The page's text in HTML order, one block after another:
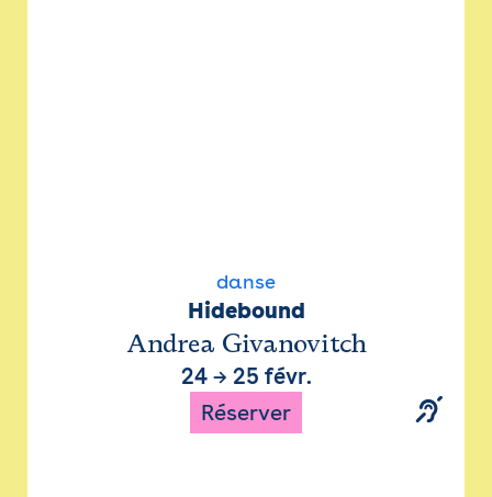
danse
Hidebound
Andrea Givanovitch
24→ 25 févr.
Réserver